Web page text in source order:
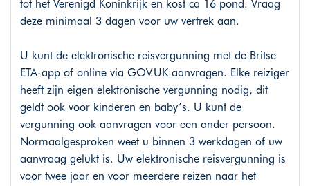
tot het Verenigd Koninkrijk en kost ca 16 pond. Vraag
deze minimaal 3 dagen voor uw vertrek aan.
U kunt de elektronische reisvergunning met de Britse
ETA-app of online via GOV.UKaanvragen. Elke reiziger
heeft zijn eigen elektronische vergunning nodig, dit
geldt ook voor kinderen en baby’s. U kunt de
vergunning ook aanvragen voor een ander persoon.
Normaalgesproken weet u binnen 3 werkdagen of uw
aanvraag gelukt is. Uw elektronische reisvergunning is
voor twee jaar en voor meerdere reizen naar het